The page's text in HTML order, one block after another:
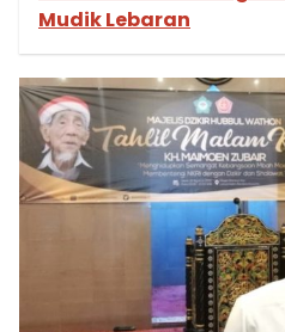
Mudik Lebaran